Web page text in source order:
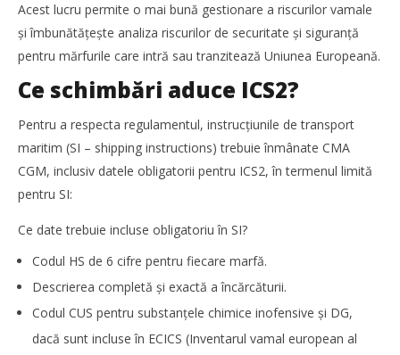
NOW VIEWING
CMA CGM trece la ICS2 din noiembrie 2024
Mariana
Pătru
Acest lucru permite o mai bună gestionare a riscurilor vamale
și îmbunătățește analiza riscurilor de securitate și siguranță
pentru mărfurile care intră sau tranzitează Uniunea Europeană.
Ce schimbări aduce ICS2?
Pentru a respecta regulamentul, instrucțiunile de transport
maritim (SI – shipping instructions) trebuie înmânate CMA
CGM, inclusiv datele obligatorii pentru ICS2, în termenul limită
pentru SI:
Ce date trebuie incluse obligatoriu în SI?
Codul HS de 6 cifre pentru fiecare marfă.
Descrierea completă și exactă a încărcăturii.
Codul CUS pentru substanțele chimice inofensive și DG,
dacă sunt incluse în ECICS (Inventarul vamal european al